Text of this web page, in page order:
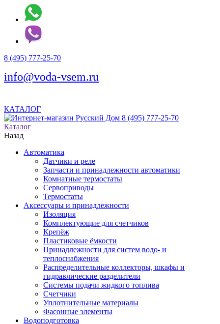
8 (495) 777-25-70
info@voda-vsem.ru
КАТАЛОГ
8 (495) 777-25-70
Каталог
Назад
Автоматика
Датчики и реле
Запчасти и принадлежности автоматики
Комнатные термостаты
Сервоприводы
Термостаты
Аксессуары и принадлежности
Изоляция
Комплектующие для счетчиков
Крепёж
Пластиковые ёмкости
Принадлежности для систем водо- и
теплоснабжения
Распределительные коллекторы, шкафы и
гидравлические разделители
Системы подачи жидкого топлива
Счетчики
Уплотнительные материалы
Фасонные элементы
Водоподготовка